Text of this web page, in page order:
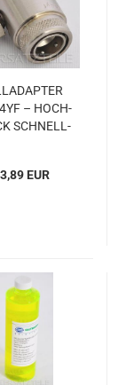
– HOCH­
SCHNELL­
EUR